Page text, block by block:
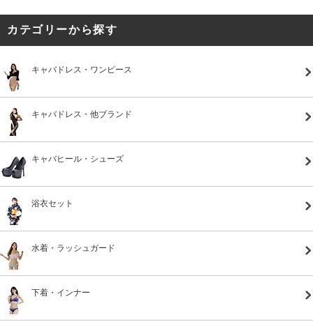
カテゴリーから探す
キャバドレス・ワンピース
キャバドレス・他ブランド
キャバヒール・シューズ
浴衣セット
水着・ラッシュガード
下着・インナー